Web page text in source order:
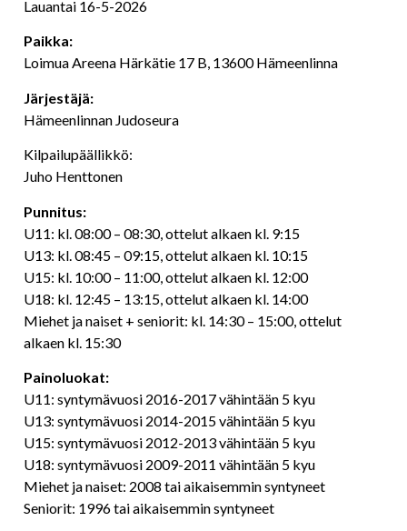
Lauantai 16-5-2026
Paikka:
Loimua Areena Härkätie 17 B, 13600 Hämeenlinna
Järjestäjä:
Hämeenlinnan Judoseura
Kilpailupäällikkö:
Juho Henttonen
Punnitus:
U11: kl. 08:00 – 08:30, ottelut alkaen kl. 9:15
U13: kl. 08:45 – 09:15, ottelut alkaen kl. 10:15
U15: kl. 10:00 – 11:00, ottelut alkaen kl. 12:00
U18: kl. 12:45 – 13:15, ottelut alkaen kl. 14:00
Miehet ja naiset + seniorit: kl. 14:30 – 15:00, ottelut
alkaen kl. 15:30
Painoluokat:
U11: syntymävuosi 2016-2017 vähintään 5 kyu
U13: syntymävuosi 2014-2015 vähintään 5 kyu
U15: syntymävuosi 2012-2013 vähintään 5 kyu
U18: syntymävuosi 2009-2011 vähintään 5 kyu
Miehet ja naiset: 2008 tai aikaisemmin syntyneet
Seniorit: 1996 tai aikaisemmin syntyneet